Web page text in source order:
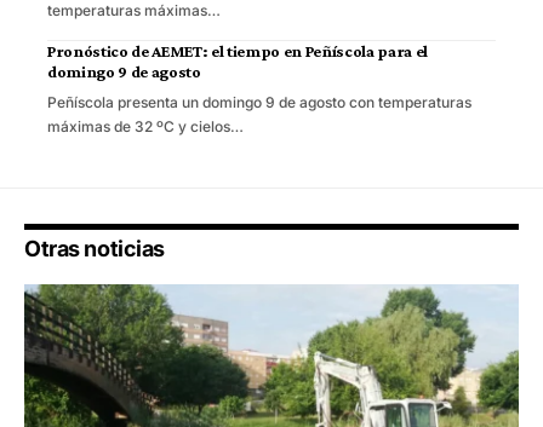
temperaturas máximas…
Pronóstico de AEMET: el tiempo en Peñíscola para el
domingo 9 de agosto
Peñíscola presenta un domingo 9 de agosto con temperaturas
máximas de 32 ºC y cielos…
Otras noticias